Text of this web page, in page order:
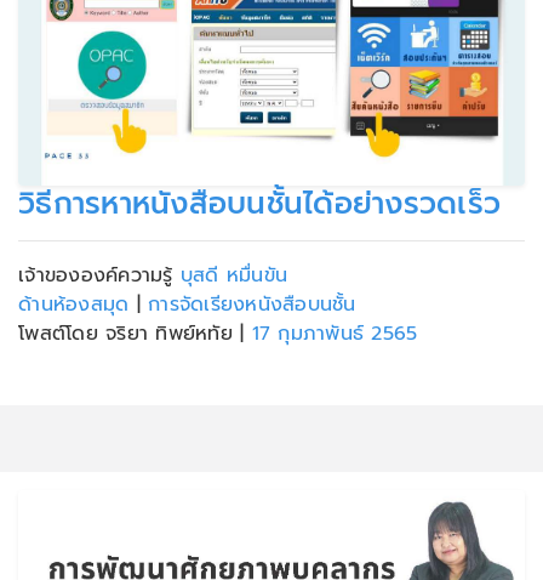
วิธีการหาหนังสือบนชั้นได้อย่างรวดเร็ว
เจ้าขององค์ความรู้ บุสดี หมื่นขัน
ด้านห้องสมุด | การจัดเรียงหนังสือบนชั้น
โพสต์โดย จริยา ทิพย์หทัย | 17 กุมภาพันธ์ 2565